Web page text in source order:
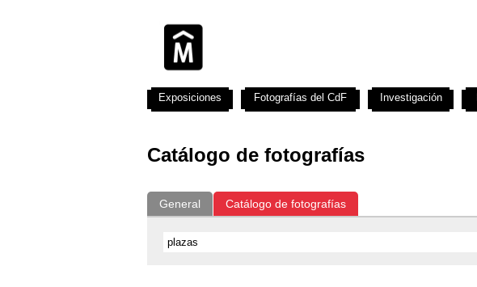
Catálogo de fotografías
General Catálogo de fotografías
Exposiciones Fotografías del CdF Investigación